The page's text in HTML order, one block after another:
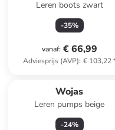
Leren boots zwart
-35%
vanaf: € 66,99
Adviesprijs (AVP): € 103,22
Wojas
Leren pumps beige
-24%